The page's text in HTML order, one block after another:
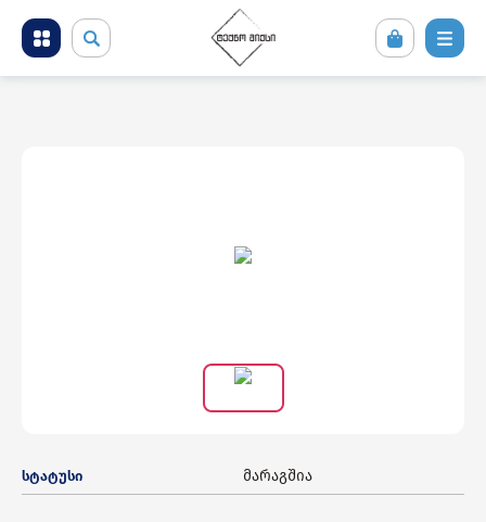
მობილური ტელეფონები და აქსესუარები
სტატუსი მარაგშია